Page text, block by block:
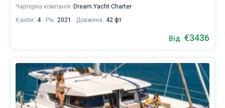
Чартерна компанія: Dream Yacht Charter
Каюти: 4 Рік: 2021 Довжина: 42 фт
Від €3436